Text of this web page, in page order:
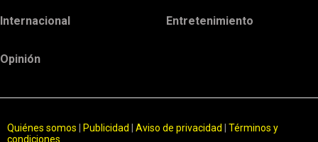
Internacional Entretenimiento
Opinión
Quiénes somos Publicidad Aviso de privacidad
Términos y
condiciones